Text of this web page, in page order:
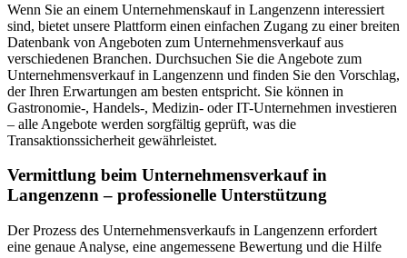
Wenn Sie an einem Unternehmenskauf in Langenzenn interessiert
sind, bietet unsere Plattform einen einfachen Zugang zu einer breiten
Datenbank von Angeboten zum Unternehmensverkauf aus
verschiedenen Branchen. Durchsuchen Sie die Angebote zum
Unternehmensverkauf in Langenzenn und finden Sie den Vorschlag,
der Ihren Erwartungen am besten entspricht. Sie können in
Gastronomie-, Handels-, Medizin- oder IT-Unternehmen investieren
– alle Angebote werden sorgfältig geprüft, was die
Transaktionssicherheit gewährleistet.
Vermittlung beim Unternehmensverkauf in
Langenzenn – professionelle Unterstützung
Der Prozess des Unternehmensverkaufs in Langenzenn erfordert
eine genaue Analyse, eine angemessene Bewertung und die Hilfe